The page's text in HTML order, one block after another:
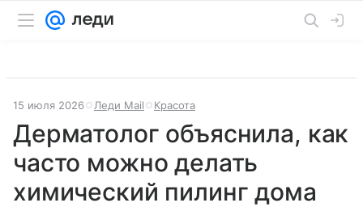
15 июля 2026 Леди Mail Красота
Дерматолог объяснила, как
часто можно делать
химический пилинг дома